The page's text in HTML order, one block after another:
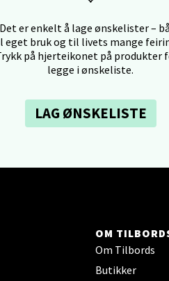
Det er enkelt å lage ønskelister –
eget bruk og til livets mange
på hjerteikonet på produkter
legge i ønskeliste.
LAG ØNSKELISTE
OM
Om Tilbords
Butikker